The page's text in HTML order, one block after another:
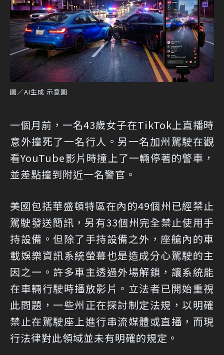
圖／AI生成 示意圖
一個月前，一名43歲女子在TikTok上直播時
意外撞死了一名行人。另一名加州駕駛在觀
看YouTube影片時撞上了一輛停著的警車，
並差點撞到附近一名警官。
美國包括華盛頓特區在內的49個州已經禁止
駕駛發送簡訊，另有33個州完全禁止使用手
持設備。但除了手持設備之外，座艙內的車
載娛樂資訊系統螢幕也是造成分心駕駛的主
因之一。許多車主透過外場解鎖，讓系統能
在車輛行駛時播放影片。立法者已開始重視
此問題，一些州正在探討制定法規，以明確
禁止在駕駛座上進行串流媒體或直播，而現
行法律對此領域並未有明確的規定。